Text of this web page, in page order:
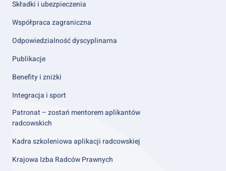
Składki i ubezpieczenia
Współpraca zagraniczna
Odpowiedzialność dyscyplinarna
Publikacje
Benefity i zniżki
Integracja i sport
Patronat – zostań mentorem aplikantów
radcowskich
Kadra szkoleniowa aplikacji radcowskiej
Krajowa Izba Radców Prawnych